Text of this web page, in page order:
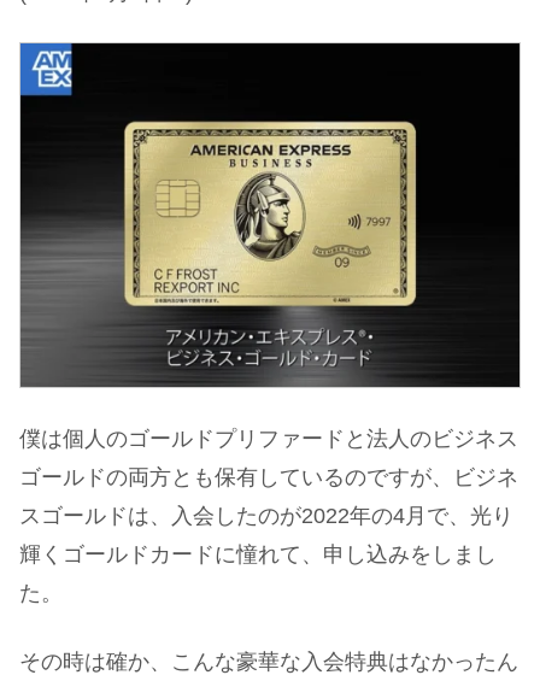
僕は個人のゴールドプリファードと法人のビジネス
ゴールドの両方とも保有しているのですが、ビジネ
スゴールドは、入会したのが2022年の4月で、光り
輝くゴールドカードに憧れて、申し込みをしまし
た。
その時は確か、こんな豪華な入会特典はなかったん